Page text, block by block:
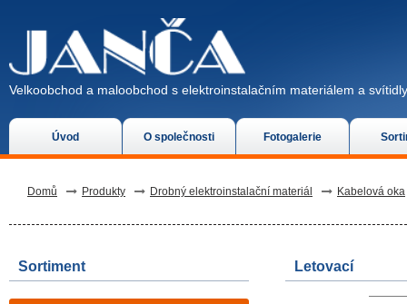
Úvod O společnosti Fotogalerie
Velkoobchod a maloobchod s elektroinstalačním materiálem a
Domů Produkty Drobný elektroinstalační materiál Kabelová oka
Sortiment Letovací